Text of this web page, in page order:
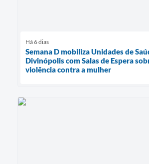
Há 6 dias
Semana D mobiliza Unidades de
Divinópolis com Salas de Espera
violência contra a mulher